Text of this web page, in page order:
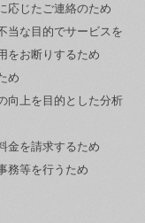
応じたご連絡のため
な目的でサービスを
をお断りするため
め
向上を目的とした分析
金を請求するため
務等を行うため